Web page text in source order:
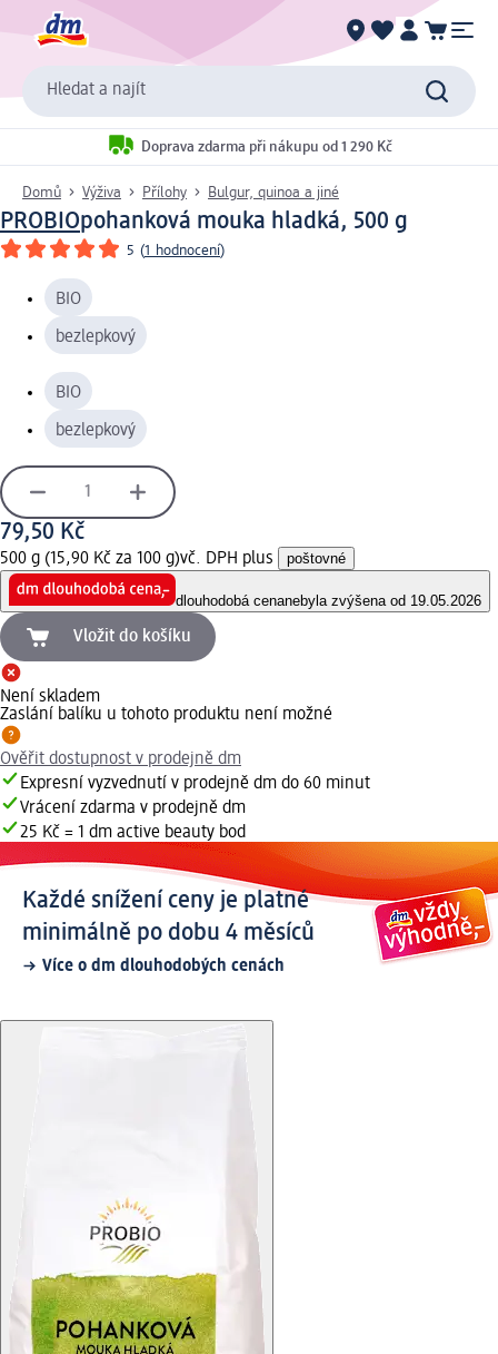
Hledat a najít
Doprava zdarma při nákupu od 1 290 Kč
Domů Výživa Přílohy Bulgur, quinoa a jiné
PROBIOpohanková mouka hladká, 500 g
5 (1 hodnocení)
BIO
bezlepkový
BIO
bezlepkový
79,50 Kč
500 g (15,90 Kč za 100 g)vč. DPH plus poštovné
dlouhodobá cenanebyla zvýšena od 19.05.2026
Vložit do košíku
Není skladem
Zaslání balíku u tohoto produktu není možné
Ověřit dostupnost v prodejně dm
Expresní vyzvednutí v prodejně dm do 60 minut
Vrácení zdarma v prodejně dm
25 Kč = 1 dm active beauty bod
Každé snížení ceny je platné
minimálně po dobu 4 měsíců
Více o dm dlouhodobých cenách